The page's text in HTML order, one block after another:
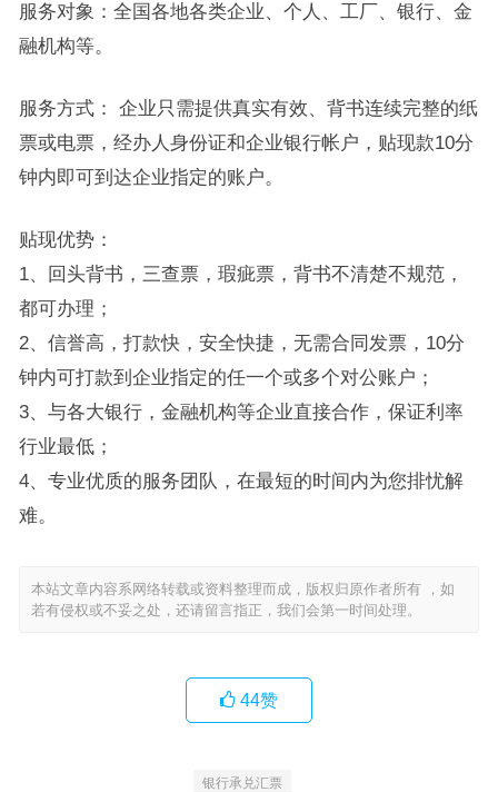
服务对象：全国各地各类企业、个人、工厂、银行、金
融机构等。
服务方式： 企业只需提供真实有效、背书连续完整的纸
票或电票，经办人身份证和企业银行帐户，贴现款10分
钟内即可到达企业指定的账户。
贴现优势：
1、回头背书，三查票，瑕疵票，背书不清楚不规范，
都可办理；
2、信誉高，打款快，安全快捷，无需合同发票，10分
钟内可打款到企业指定的任一个或多个对公账户；
3、与各大银行，金融机构等企业直接合作，保证利率
行业最低；
4、专业优质的服务团队，在最短的时间内为您排忧解
难。
本站文章内容系网络转载或资料整理而成，版权归原作者所有 ，如
若有侵权或不妥之处，还请留言指正，我们会第一时间处理。
44赞
银行承兑汇票